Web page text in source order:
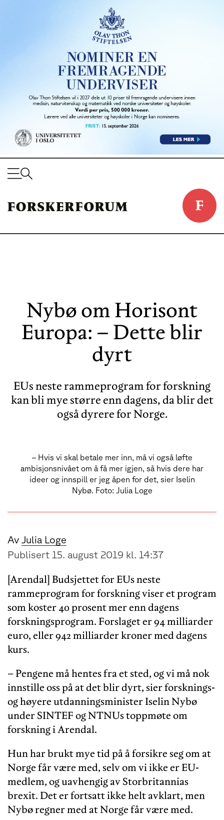
Nybø om Horisont
Europa: – Dette blir
dyrt
EUs neste rammeprogram for forskning
kan bli mye større enn dagens, da blir det
også dyrere for Norge.
– Hvis vi skal betale mer inn, må vi også løfte
ambisjonsnivået om å få mer igjen, så hvis dere har
ideer og innspill er jeg åpen for det, sier Iselin
Nybø. Foto: Julia Loge
Av Julia Loge
Publisert 15. august 2019 kl. 14:37
[Arendal] Budsjettet for EUs neste
rammeprogram for forskning viser et program
som koster 40 prosent mer enn dagens
forskningsprogram. Forslaget er 94 milliarder
euro, eller 942 milliarder kroner med dagens
kurs.
– Pengene må hentes fra et sted, og vi må nok
innstille oss på at det blir dyrt, sier forsknings-
og høyere utdanningsminister Iselin Nybø
under SINTEF og NTNUs toppmøte om
forskning i Arendal.
Hun har brukt mye tid på å forsikre seg om at
Norge får være med, selv om vi ikke er EU-
medlem, og uavhengig av Storbritannias
brexit. Det er fortsatt ikke helt avklart, men
Nybø regner med at Norge får være med.